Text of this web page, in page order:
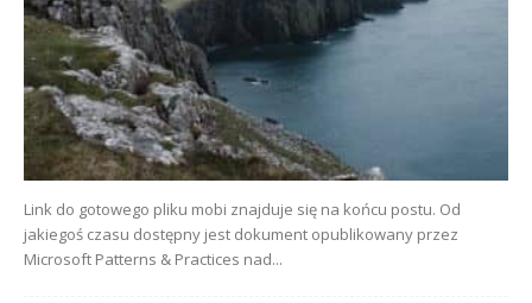
Link do gotowego pliku mobi znajduje się na końcu postu. Od
jakiegoś czasu dostępny jest dokument opublikowany przez
Microsoft Patterns & Practices nad...